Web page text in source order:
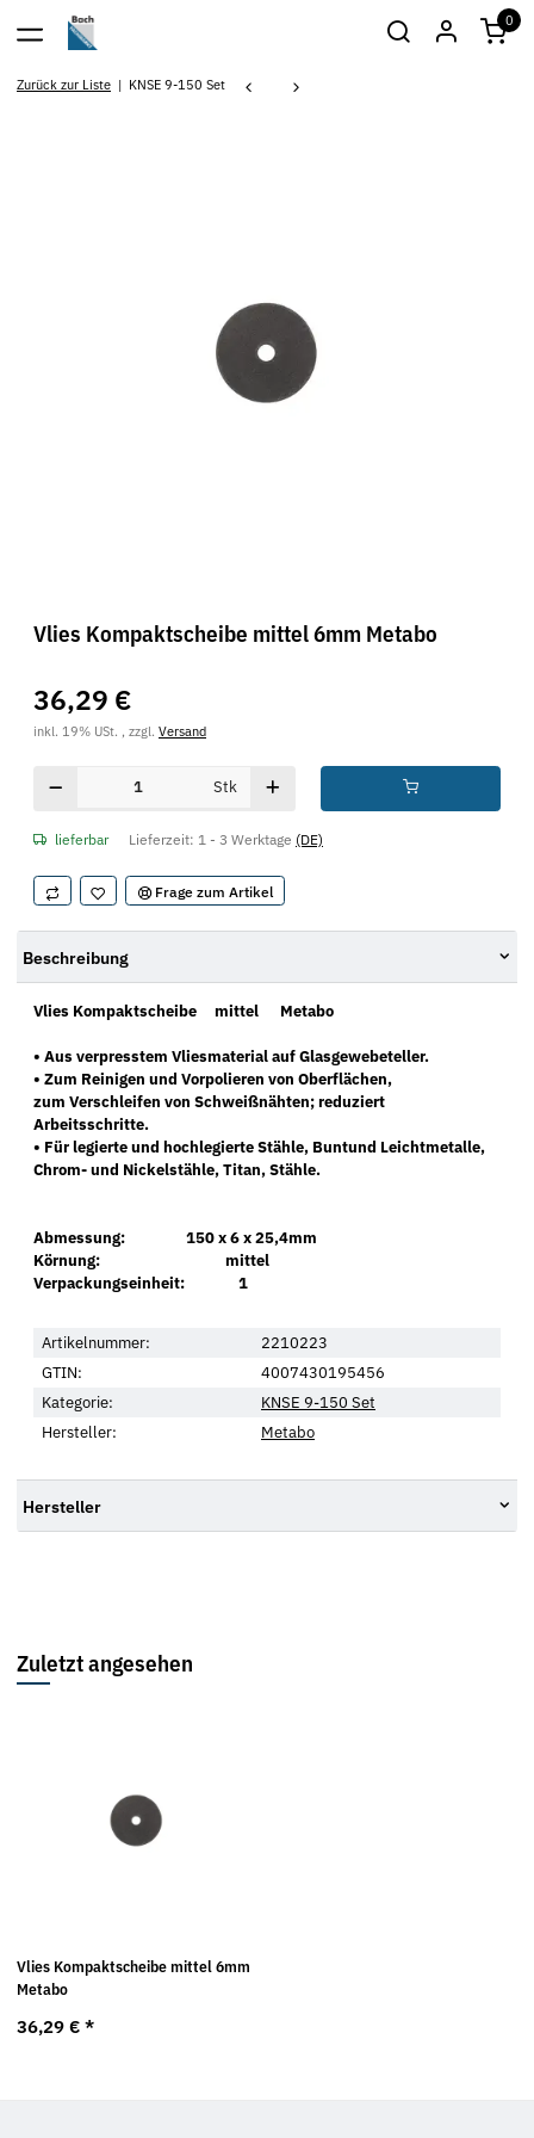
0
Zurück zur Liste KNSE 9-150 Set
Vlies Kompaktscheibe mittel 6mm Metabo
36,29 €
inkl. 19% USt. , zzgl. Versand
Stk
lieferbar Lieferzeit: 1 - 3 Werktage (DE)
Frage zum Artikel
Beschreibung
Vlies Kompaktscheibe mittel Metabo
• Aus verpresstem Vliesmaterial auf Glasgewebeteller.
• Zum Reinigen und Vorpolieren von Oberflächen,
zum Verschleifen von Schweißnähten; reduziert
Arbeitsschritte.
• Für legierte und hochlegierte Stähle, Buntund Leichtmetalle,
Chrom- und Nickelstähle, Titan, Stähle.
Abmessung: 150 x 6 x 25,4mm
Körnung: mittel
Verpackungseinheit: 1
Artikelnummer:
2210223
GTIN:
4007430195456
Kategorie:
KNSE 9-150 Set
Hersteller:
Metabo
Hersteller
Zuletzt angesehen
Vlies Kompaktscheibe mittel 6mm
Metabo
36,29 € *